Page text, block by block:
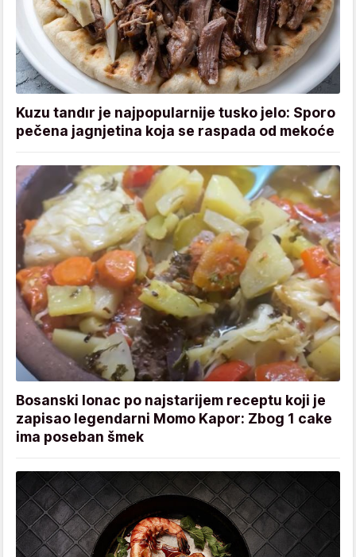
Kuzu tandır je najpopularnije tusko jelo: Sporo
pečena jagnjetina koja se raspada od mekoće
Bosanski lonac po najstarijem receptu koji je
zapisao legendarni Momo Kapor: Zbog 1 cake
ima poseban šmek